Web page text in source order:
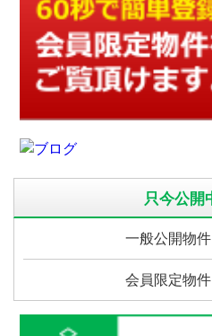
只今公開
一般公開物件
会員限定物件